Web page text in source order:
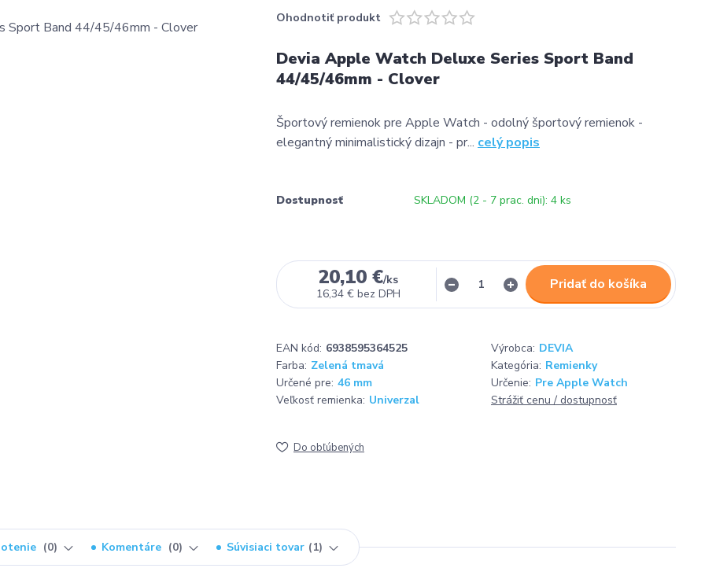
Ohodnotiť produkt
Devia Apple Watch Deluxe Series Sport Band
44/45/46mm - Clover
Športový remienok pre Apple Watch - odolný športový remienok -
elegantný minimalistický dizajn - pr... celý popis
Dostupnosť SKLADOM (2 - 7 prac. dni): 4 ks
20,10 €/ks
16,34 € bez DPH
Pridať do košíka
EAN kód: 6938595364525 Výrobca: DEVIA
Farba: Zelená tmavá Kategória: Remienky
Určené pre: 46 mm Určenie: Pre Apple Watch
Veľkosť remienka: Univerzal Strážiť cenu / dostupnosť
Do obľúbených
0 Komentáre 0 Súvisiaci tovar 1